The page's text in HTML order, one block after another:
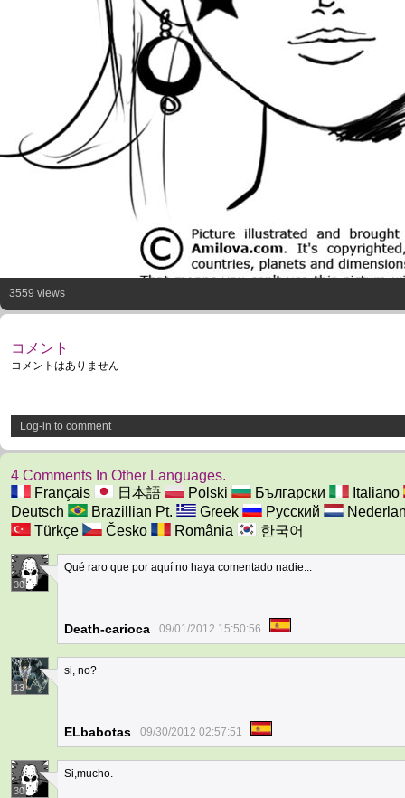
3559 views
コメント
コメントはありません
Log-in to comment
4 Comments In Other Languages.
Français
日本語 Polski Български
Italiano
Deutsch
Brazillian Pt. Greek Русский
Türkçe
Česko România 한국어
30
Qué raro que por aquí no haya comentado nadie...
Death-carioca 09/01/2012 15:50:56
13
si, no?
ELbabotas 09/30/2012 02:57:51
30
Si,mucho.